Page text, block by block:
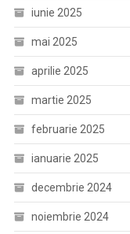
iunie 2025
mai 2025
aprilie 2025
martie 2025
februarie 2025
ianuarie 2025
decembrie 2024
noiembrie 2024